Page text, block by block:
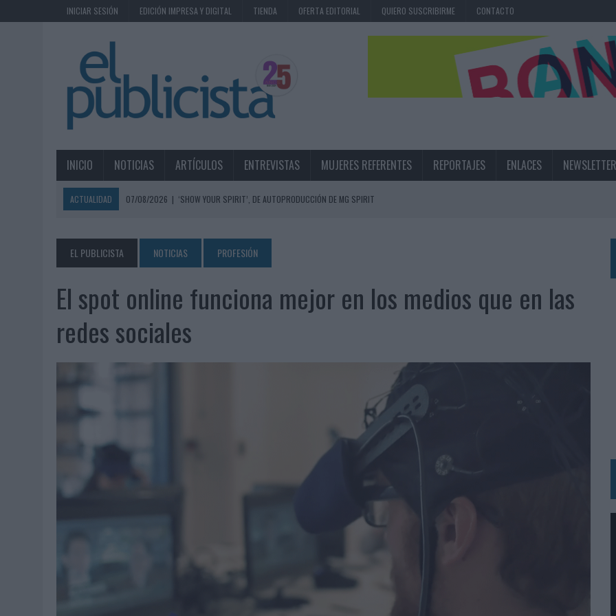
INICIAR SESIÓN EDICIÓN IMPRESA Y DIGITAL TIENDA OFERTA EDITORIAL QUIERO SUSCRIBIRME CONTACTO
INICIO NOTICIAS ARTÍCULOS ENTREVISTAS MUJERES REFERENTES REPORTAJES ENLACES NEWSLETTER
ACTUALIDAD 07/08/2026 | ‘SHOW YOUR SPIRIT’, DE AUTOPRODUCCIÓN DE MG SPIRIT
MAHOU REIVINDICA EL RITUAL DE LA CAÑA EN EL DÍA INTERNACIONAL DE LA CERVEZA
07/08/2026 | MG SPIRIT RELANZA SU MARCA CON UNA ESTRATEGIA 360º CENTRADA EN EL ORIGEN BARCELONÉS
07/08/2026
PATRÓN CONVIERTE EL NUEVO SINGLE DE ARÓN PIPER EN UNA EXPERIENCIA DE MARCA EN IBIZA
07/08/2026
|
EL VERANO PONE A PRUEBA LA ESTRATEGIA DIGITAL DE LAS MARCAS
07/08/2026
| VUELING CONVIERTE LOS RECUERDOS EN SOUVENIRS CON IA
SIETE DE CADA DIEZ EMPRESAS ESPAÑOLAS NO INTEGRAN LA INFANCIA EN SU ESTRATEGIA
LA TELEVISIÓN SIGUE LIDERANDO EL CONSUMO DE MEDIOS EN VERANO Y SUPERA AL MÓVIL COMO DISPOSITIVO MÁS UTILIZADO
06/08/2026
| EL USO DE LA IA GENERATIVA ALCANZA YA AL 62% DE LOS ESPAÑOLES
SYSTEM1 NOMBRA A KIMBERLY BASTONI COMO NUEVA DIRECTORA COMERCIAL GLOBAL
06/08/2026
FRIGO Y UNIQLO LANZAN UNA COLECCIÓN PERSONALIZABLE INSPIRADA EN CORNETTO, CALIPPO Y SOLERO
05/08/2026
BEON WORLDWIDE LANZA RAÍZ URBANA PARA TRANSFORMAR EL PATRIMONIO HISTÓRICO EN ACTIVOS CULTURALES Y ECONÓMICOS
05/08/2026 | FABRA COMUNICACIÓN INCORPORA A CASONÁ Y ASUME LA GESTIÓN DE SUS RELACIONES CON LOS MEDIOS
LOPESAN HOTELS & RESORTS ACERCA EL PARAÍSO CANARIO EN SU ÚLTIMA CAMPAÑA INTERNACIONAL
LUIS ARQUILLOS (BURGO DE ARIAS): “LA CONSTRUCCIÓN DE MARCA A LARGO PLAZO Y LA MEDICIÓN SON DOS CARAS DE LA MISMA
EL PUBLICISTA NOTICIAS PROFESIÓN
El spot online funciona mejor en los medios que en las
redes sociales